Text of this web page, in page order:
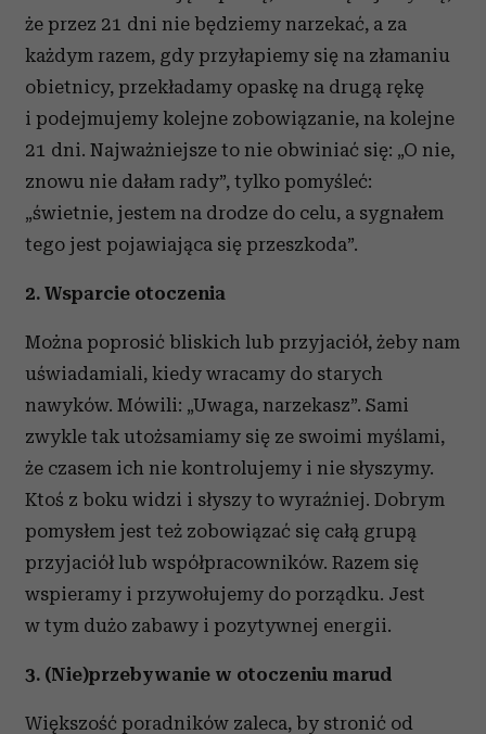
że przez 21 dni nie będziemy narzekać, a za
każdym razem, gdy przyłapiemy się na złamaniu
obietnicy, przekładamy opaskę na drugą rękę
i podejmujemy kolejne zobowiązanie, na kolejne
21 dni. Najważniejsze to nie obwiniać się: „O nie,
znowu nie dałam rady”, tylko pomyśleć:
„świetnie, jestem na drodze do celu, a sygnałem
tego jest pojawiająca się przeszkoda”.
2. Wsparcie otoczenia
Można poprosić bliskich lub przyjaciół, żeby nam
uświadamiali, kiedy wracamy do starych
nawyków. Mówili: „Uwaga, narzekasz”. Sami
zwykle tak utożsamiamy się ze swoimi myślami,
że czasem ich nie kontrolujemy i nie słyszymy.
Ktoś z boku widzi i słyszy to wyraźniej. Dobrym
pomysłem jest też zobowiązać się całą grupą
przyjaciół lub współpracowników. Razem się
wspieramy i przywołujemy do porządku. Jest
w tym dużo zabawy i pozytywnej energii.
3. (Nie)przebywanie w otoczeniu marud
Większość poradników zaleca, by stronić od